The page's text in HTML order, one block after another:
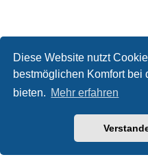
Diese Website nutzt
bestmöglichen Komfort bei
bieten. Mehr erfahren